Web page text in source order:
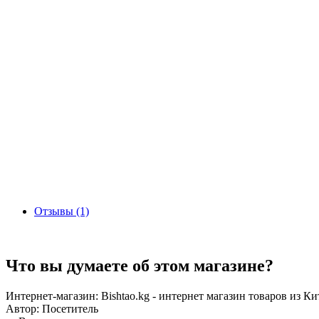
Отзывы (1)
Что вы думаете об этом магазине?
Интернет-магазин: Bishtao.kg - интернет магазин товаров из
Автор: Посетитель